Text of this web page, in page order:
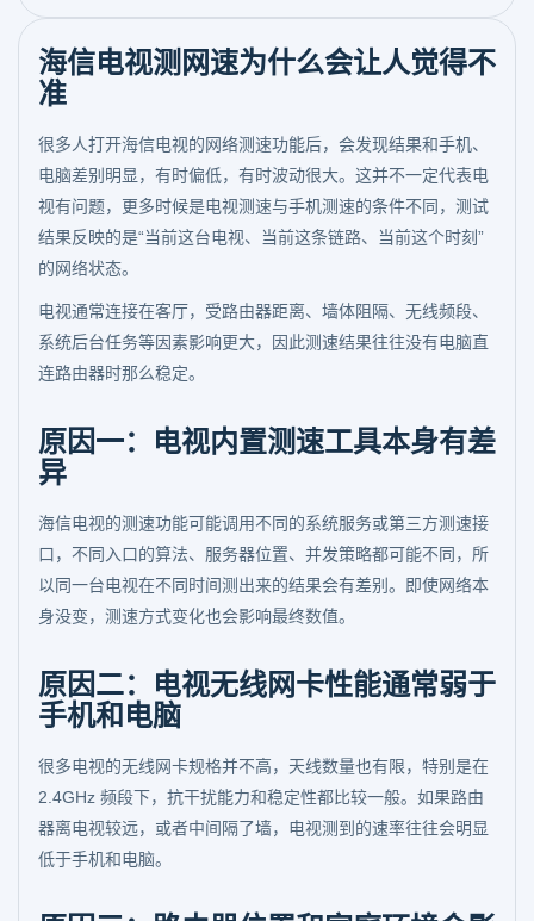
海信电视测网速为什么会让人觉得不
准
很多人打开海信电视的网络测速功能后，会发现结果和手机、
电脑差别明显，有时偏低，有时波动很大。这并不一定代表电
视有问题，更多时候是电视测速与手机测速的条件不同，测试
结果反映的是“当前这台电视、当前这条链路、当前这个时刻”
的网络状态。
电视通常连接在客厅，受路由器距离、墙体阻隔、无线频段、
系统后台任务等因素影响更大，因此测速结果往往没有电脑直
连路由器时那么稳定。
原因一：电视内置测速工具本身有差
异
海信电视的测速功能可能调用不同的系统服务或第三方测速接
口，不同入口的算法、服务器位置、并发策略都可能不同，所
以同一台电视在不同时间测出来的结果会有差别。即使网络本
身没变，测速方式变化也会影响最终数值。
原因二：电视无线网卡性能通常弱于
手机和电脑
很多电视的无线网卡规格并不高，天线数量也有限，特别是在
2.4GHz 频段下，抗干扰能力和稳定性都比较一般。如果路由
器离电视较远，或者中间隔了墙，电视测到的速率往往会明显
低于手机和电脑。